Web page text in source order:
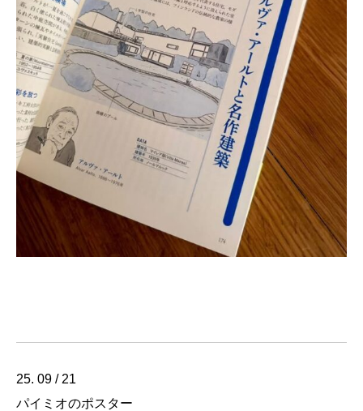
25. 09 / 21
パイミオのポスター